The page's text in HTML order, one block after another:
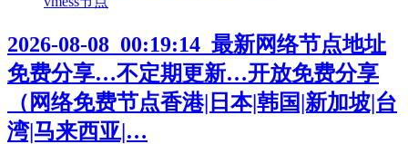
2026-08-08_00:19:14_最新网络节点地址
免费分享…不定期更新…开放免费分享
（网络免费节点香港|日本|韩国|新加坡|台
湾|马来西亚|…